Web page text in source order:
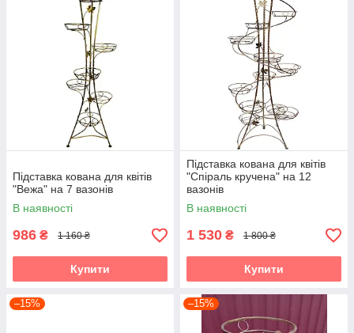
Підставка кована для квітів
"Вежа" на 7 вазонів
В наявності
986 ₴ 1 160 ₴
Купити
Підставка кована для квітів
"Спіраль кручена" на 12
вазонів
В наявності
1 530 ₴ 1 800 ₴
Купити
–15% –15%